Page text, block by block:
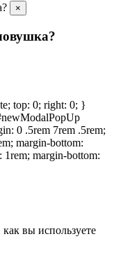
×
top: 0; right: 0; }
0 .5rem 7rem .5rem;
margin-bottom:
margin-bottom:
вы используете